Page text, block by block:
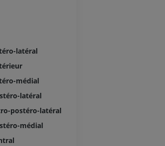
latéral
médial
latéral
postéro-latéral
médial
Photographies